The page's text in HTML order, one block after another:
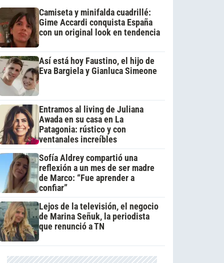
Camiseta y minifalda cuadrillé:
Gime Accardi conquista España
con un original look en tendencia
Así está hoy Faustino, el hijo de
Eva Bargiela y Gianluca Simeone
Entramos al living de Juliana
Awada en su casa en La
Patagonia: rústico y con
ventanales increíbles
Sofía Aldrey compartió una
reflexión a un mes de ser madre
de Marco: “Fue aprender a
confiar”
Lejos de la televisión, el negocio
de Marina Señuk, la periodista
que renunció a TN